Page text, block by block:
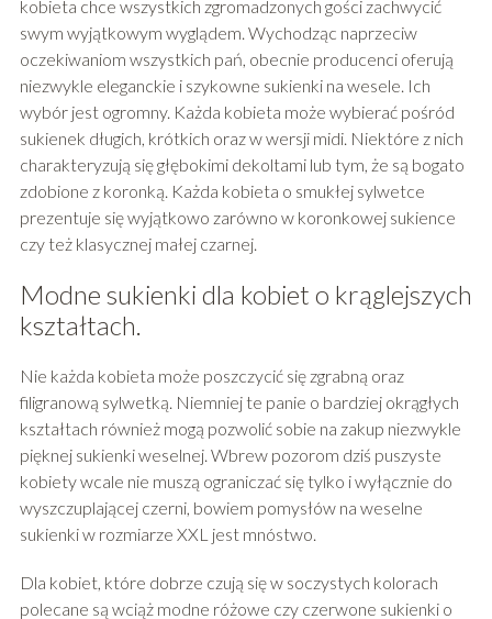
kobieta chce wszystkich zgromadzonych gości zachwycić
swym wyjątkowym wyglądem. Wychodząc naprzeciw
oczekiwaniom wszystkich pań, obecnie producenci oferują
niezwykle eleganckie i szykowne sukienki na wesele. Ich
wybór jest ogromny. Każda kobieta może wybierać pośród
sukienek długich, krótkich oraz w wersji midi. Niektóre z nich
charakteryzują się głębokimi dekoltami lub tym, że są bogato
zdobione z koronką. Każda kobieta o smukłej sylwetce
prezentuje się wyjątkowo zarówno w koronkowej sukience
czy też klasycznej małej czarnej.
Modne sukienki dla kobiet o krąglejszych
kształtach.
Nie każda kobieta może poszczycić się zgrabną oraz
filigranową sylwetką. Niemniej te panie o bardziej okrągłych
kształtach również mogą pozwolić sobie na zakup niezwykle
pięknej sukienki weselnej. Wbrew pozorom dziś puszyste
kobiety wcale nie muszą ograniczać się tylko i wyłącznie do
wyszczuplającej czerni, bowiem pomysłów na weselne
sukienki w rozmiarze XXL jest mnóstwo.
Dla kobiet, które dobrze czują się w soczystych kolorach
polecane są wciąż modne różowe czy czerwone sukienki o